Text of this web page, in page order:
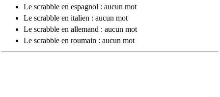
Le scrabble en espagnol : aucun mot
Le scrabble en italien : aucun mot
Le scrabble en allemand : aucun mot
Le scrabble en roumain : aucun mot